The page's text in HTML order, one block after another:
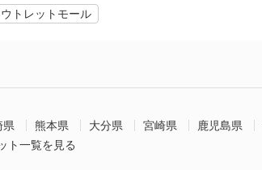
トレットモール
県 熊本県 大分県 宮崎県 鹿児島県
ト一覧を見る